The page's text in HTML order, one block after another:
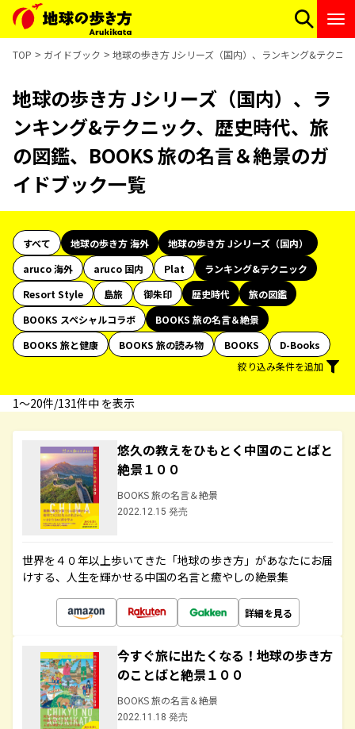
TOP ガイドブック 地球の歩き方 Jシリーズ（国内）、ランキング&テクニ
地球の歩き方 Jシリーズ（国内）、ラ
ンキング&テクニック、歴史時代、旅
の図鑑、BOOKS 旅の名言＆絶景のガ
イドブック一覧
すべて 地球の歩き方 海外
地球の歩き方 Jシリーズ（国内）
aruco 海外
aruco 国内 Plat
ランキング&テクニック
Resort Style
島旅 御朱印 歴史時代
旅の図鑑
BOOKS スペシャルコラボ
BOOKS 旅の名言＆絶景
BOOKS 旅と健康
BOOKS 旅の読み物 BOOKS
D-Books
絞り込み条件を追加
1〜20件/131件中 を表示
悠久の教えをひもとく中国のことばと
絶景１００
BOOKS 旅の名言＆絶景
2022.12.15 発売
世界を４０年以上歩いてきた「地球の歩き方」があなたにお届
けする、人生を輝かせる中国の名言と癒やしの絶景集
詳細を見る
今すぐ旅に出たくなる！地球の歩き方
のことばと絶景１００
BOOKS 旅の名言＆絶景
2022.11.18 発売